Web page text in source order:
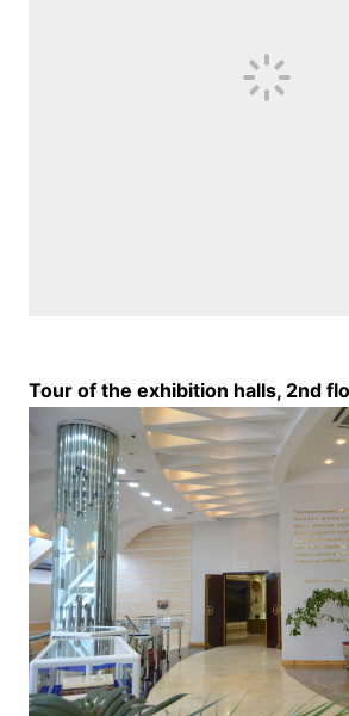
Tour of the exhibition halls, 2nd